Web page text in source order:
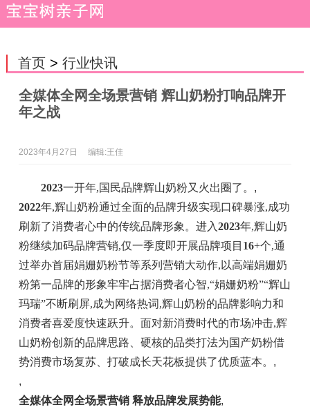
首页> 行业快讯
全媒体全网全场景营销 辉山奶粉打响品牌开
年之战
2023年4月27日 编辑:王佳
2023一开年,国民品牌辉山奶粉又火出圈了。 ,
2022年,辉山奶粉通过全面的品牌升级实现口碑暴涨,成功
刷新了消费者心中的传统品牌形象。进入2023年,辉山奶
粉继续加码品牌营销,仅一季度即开展品牌项目 16+个,通
过举办首届娟姗奶粉节等系列营销大动作,以高端娟姗奶
粉第一品牌的形象牢牢占据消费者心智,“娟姗奶粉”“辉山
玛瑞”不断刷屏,成为网络热词,辉山奶粉的品牌影响力和
消费者喜爱度快速跃升。面对新消费时代的市场冲击,辉
山奶粉创新的品牌思路、硬核的品类打法为国产奶粉借
势消费市场复苏、打破成长天花板提供了优质蓝本。 ,
,
全媒体全网全场景营销 释放品牌发展势能,